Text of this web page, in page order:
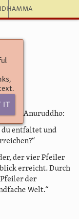
It
Anuruddho:
du entfaltet und
der vier Pfeiler
erreicht. Durch
der
Welt.“